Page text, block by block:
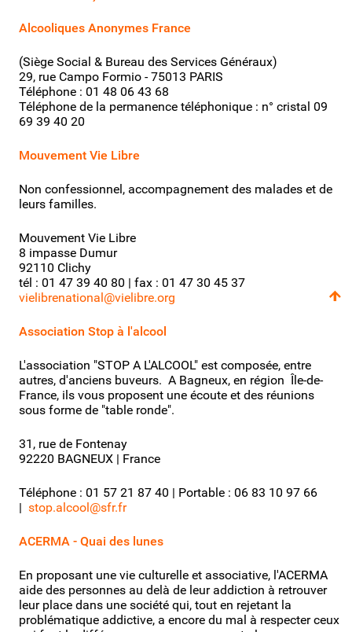
Alcooliques Anonymes France
(Siège Social & Bureau des Services Généraux)
29, rue Campo Formio - 75013 PARIS
Téléphone : 01 48 06 43 68
Téléphone de la permanence téléphonique : n° cristal 09
69 39 40 20
Mouvement Vie Libre
Non confessionnel, accompagnement des malades et de
leurs familles.
Mouvement Vie Libre
8 impasse Dumur
92110 Clichy
tél : 01 47 39 40 80 | fax : 01 47 30 45 37
vielibrenational@vielibre.org
Association Stop à l'alcool
L'association "STOP A L'ALCOOL" est composée, entre
autres, d'anciens buveurs. A Bagneux, en région Île-de-
France, ils vous proposent une écoute et des réunions
sous forme de "table ronde".
31, rue de Fontenay
92220 BAGNEUX | France
Téléphone : 01 57 21 87 40 | Portable : 06 83 10 97 66
| stop.alcool@sfr.fr
ACERMA - Quai des lunes
En proposant une vie culturelle et associative, l'ACERMA
aide des personnes au delà de leur addiction à retrouver
leur place dans une société qui, tout en rejetant la
problématique addictive, a encore du mal à respecter ceux